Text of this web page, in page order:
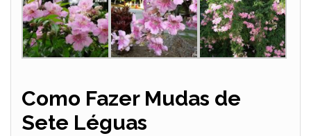
Como Fazer Mudas de
Sete Léguas